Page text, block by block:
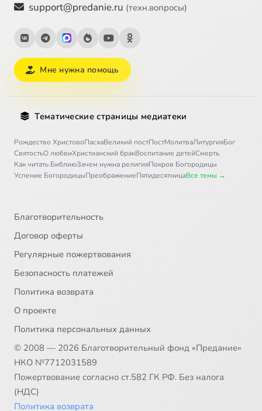
support@predanie.ru (техн.вопросы)
Мне нужна помощь
Тематические страницы медиатеки
Рождество ХристовоПасхаВеликий постПостМолитваЛитургияБог
СвятостьО любвиХристианский бракВоспитание детейСмерть
Как читать БиблиюЗачем нужна религияПокров Богородицы
Успение БогородицыПреображениеПятидесятницаВсе темы →
Благотворительность
Договор оферты
Регулярные пожертвования
Безопасность платежей
Политика возврата
О проекте
Политика персональных данных
© 2008 — 2026 Благотворительный фонд «Предание»
НКО №7712031589
Пожертвование согласно ст.582 ГК РФ. Без налога
(НДС)
Политика возврата